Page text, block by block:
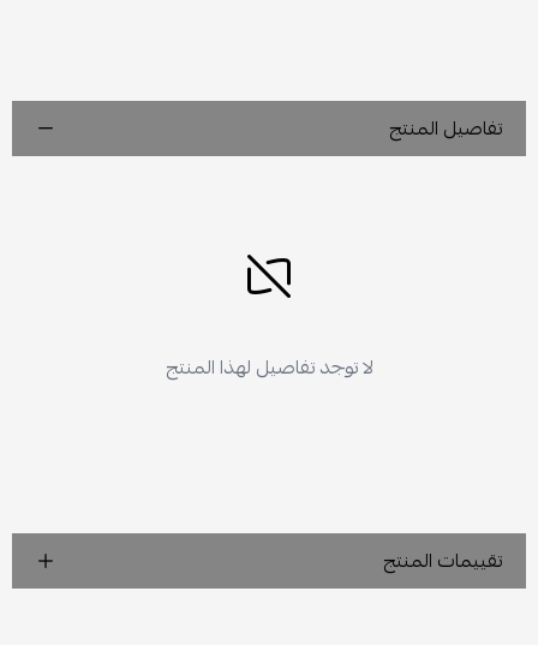
تفاصيل المنتج
لا توجد تفاصيل لهذا المنتج
تقييمات المنتج